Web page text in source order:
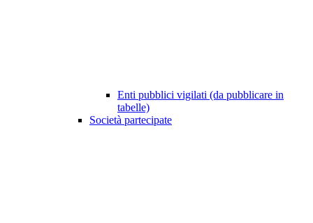
Enti pubblici vigilati (da pubblicare in
tabelle)
Società partecipate